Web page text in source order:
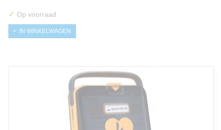
✓ Op voorraad
IN WINKELWAGEN